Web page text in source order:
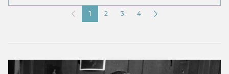
1 2 3 4